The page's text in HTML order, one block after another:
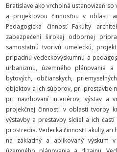
Bratislave ako vrcholná ustanovizeň
a projektovou činnosťou v oblasti
Pedagogická činnosť Fakulty
zabezpečení širokej odbornej
samostatnú tvorivú umeleckú,
prípadnú vedeckovýskumnú a
urbanizmu, územného plánovania
bytových, občianskych,
objektov a ich súborov, pri prestavbe
pri navrhovaní interiérov, výstav a
projekčnej činnosti v oblasti tvorby
výstavby a prestavby sídiel a ich
prostredia. Vedecká činnosť Fakulty
na základný a aplikovaný výskum